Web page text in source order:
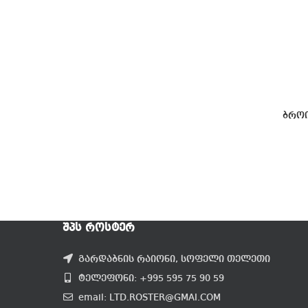
ᲨᲞᲡ ᲠᲝᲡᲢᲔᲠ
გარდაბნის რაიონი, სოფელი თელეთი
ტელეფონი: +995 595 75 90 59
email: LTD.ROSTER@GMAI.COM